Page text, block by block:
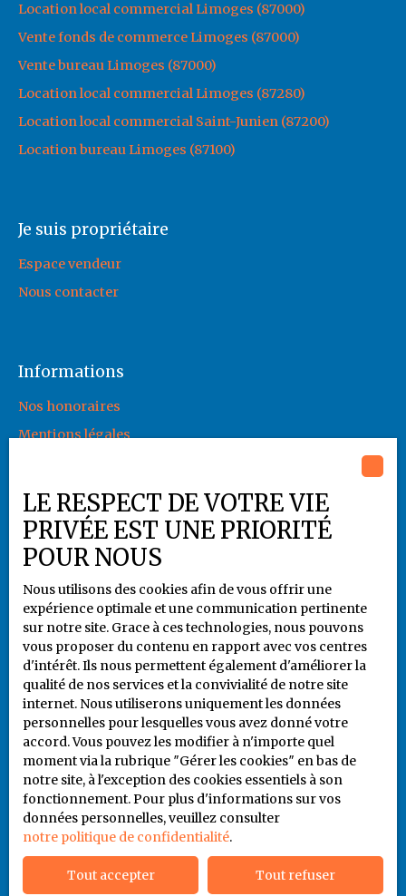
Location local commercial Limoges (87000)
Vente fonds de commerce Limoges (87000)
Vente bureau Limoges (87000)
Location local commercial Limoges (87280)
Location local commercial Saint-Junien (87200)
Location bureau Limoges (87100)
Je suis propriétaire
Espace vendeur
Nous contacter
Informations
Nos honoraires
Mentions légales
Plan du site
Gérer les cookies
Propulsé par
+33 5 55 79 80 94
6 rue Jules Noriac
87000 LIMOGES
06 86 93 65 41
LE RESPECT DE VOTRE VIE
PRIVÉE EST UNE PRIORITÉ
POUR NOUS
Nous utilisons des cookies afin de vous offrir une
expérience optimale et une communication pertinente
sur notre site. Grace à ces technologies, nous pouvons
vous proposer du contenu en rapport avec vos centres
d'intérêt. Ils nous permettent également d'améliorer la
qualité de nos services et la convivialité de notre site
internet. Nous utiliserons uniquement les données
personnelles pour lesquelles vous avez donné votre
accord. Vous pouvez les modifier à n'importe quel
moment via la rubrique ″Gérer les cookies″ en bas de
notre site, à l'exception des cookies essentiels à son
fonctionnement. Pour plus d'informations sur vos
données personnelles, veuillez consulter
notre politique de confidentialité.
Tout accepter Tout refuser